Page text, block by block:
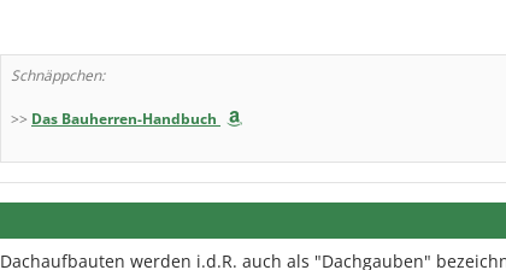
Schnäppchen:
>> Das Bauherren-Handbuch
Dachaufbauten werden i.d.R. auch als "Dachgauben"